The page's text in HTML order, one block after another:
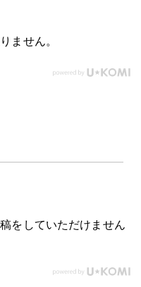
ません。
をしていただけません